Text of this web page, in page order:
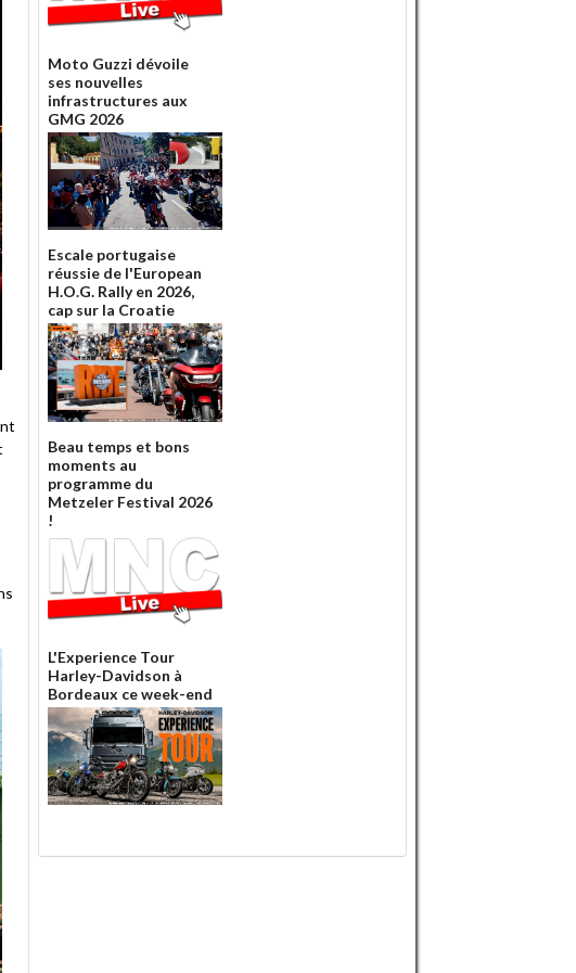
Moto Guzzi dévoile
ses nouvelles
infrastructures aux
GMG 2026
Escale portugaise
réussie de l'European
H.O.G. Rally en 2026,
cap sur la Croatie
Beau temps et bons
moments au
programme du
Metzeler Festival 2026
!
L'Experience Tour
Harley-Davidson à
Bordeaux ce week-end